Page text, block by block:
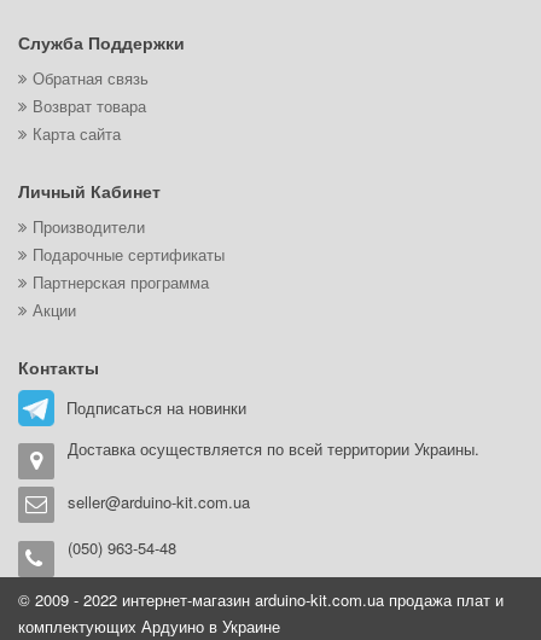
Служба Поддержки
Обратная связь
Возврат товара
Карта сайта
Личный Кабинет
Производители
Подарочные сертификаты
Партнерская программа
Акции
Контакты
Подписаться на новинки
Доставка осуществляется по всей территории Украины.
seller@arduino-kit.com.ua
(050) 963-54-48
© 2009 - 2022 интернет-магазин arduino-kit.com.ua продажа плат и
комплектующих Ардуино в Украине